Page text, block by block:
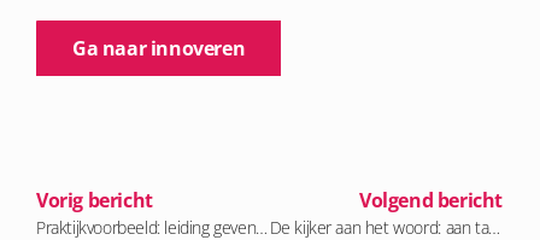
Ga naar innoveren
Vorig bericht
Praktijkvoorbeeld: leiding geven aan voormalige collega’s
Volgend bericht
De kijker aan het woord: aan tafel met KRO-NCRV